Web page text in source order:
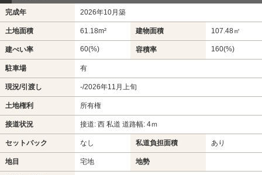
完成年 2026年10月築
土地面積 61.18m² 建物面積 107.48㎡
建ぺい率 60(%) 容積率 160(%)
駐車場 有
現況/引渡し -/2026年11月上旬
土地権利 所有権
接道状況 接道: 西 私道 道路幅: 4ｍ
セットバック なし 私道負担面積 あり
地目 宅地 地勢